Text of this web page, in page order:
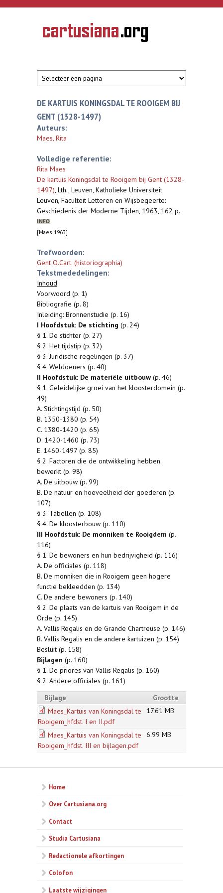
Overslaan en naar de inhoud gaan
CARTUSIANA
Geschiedenis
van de
DE KARTUIS KONINGSDAL TE ROOIGEM BIJ
GENT (1328-1497)
Auteurs:
Maes, Rita
Volledige referentie:
Rita Maes
De kartuis Koningsdal te Rooigem bij Gent (1328-
1497), Lth., Leuven, Katholieke Universiteit
Leuven, Faculteit Letteren en Wijsbegeerte:
Geschiedenis der Moderne Tijden, 1963, 162 p.
[Maes 1963]
Trefwoorden:
Gent O.Cart. (historiographia)
Tekstmededelingen:
Inhoud
Voorwoord (p. 1)
Bibliografie (p. 8)
Inleiding: Bronnenstudie (p. 16)
I Hoofdstuk: De stichting (p. 24)
§ 1. De stichter (p. 27)
§ 2. Het tijdstip (p. 32)
§ 3. Juridische regelingen (p. 37)
§ 4. Weldoeners (p. 40)
II Hoofdstuk: De materiële uitbouw (p. 46)
§ 1. Geleidelijke groei van het kloosterdomein (p.
49)
A. Stichtingstijd (p. 50)
B. 1350-1380 (p. 54)
C. 1380-1420 (p. 65)
D. 1420-1460 (p. 73)
E. 1460-1497 (p. 85)
§ 2. Factoren die de ontwikkeling hebben
bewerkt (p. 98)
A. De uitbouw (p. 99)
B. De natuur en hoeveelheid der goederen (p.
107)
§ 3. Tabellen (p. 108)
§ 4. De kloosterbouw (p. 110)
III Hoofdstuk: De monniken te Rooigdem (p.
116)
§ 1. De bewoners en hun bedrijvigheid (p. 116)
A. De officiales (p. 118)
B. De monniken die in Rooigem geen hogere
functie bekleedden (p. 134)
C. De andere bewoners (p. 140)
§ 2. De plaats van de kartuis van Rooigem in de
Orde (p. 145)
A. Vallis Regalis en de Grande Chartreuse (p. 146)
B. Vallis Regalis en de andere kartuizen (p. 154)
Besluit (p. 158)
Bijlagen (p. 160)
§ 1. De priores van Vallis Regalis (p. 160)
§ 2. Andere officiales (p. 161)
Bijlage
Grootte
Maes_Kartuis van Koningsdal te
Rooigem_hfdst. I en II.pdf
17.61 MB
Maes_Kartuis van Koningsdal te
Rooigem_hfdst. III en bijlagen.pdf
6.99 MB
Home
Over Cartusiana.org
Contact
Studia Cartusiana
Redactionele afkortingen
Colofon
Laatste wijzigingen